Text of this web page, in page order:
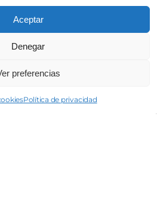
Aceptar
Denegar
preferencias
Política de privacidad